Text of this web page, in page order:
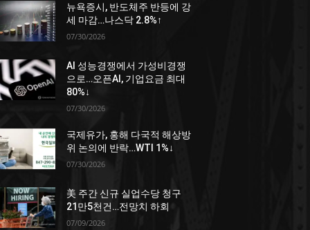
뉴욕증시, 반도체주 반등에 강
세 마감…나스닥 2.8%↑
07/30/2026
AI 성능경쟁에서 가성비경쟁
으로…오픈AI, 기업요금 최대
80%↓
07/30/2026
국제유가, 홍해 다국적 해상방
위 논의에 반락…WTI 1%↓
07/30/2026
美 주간 신규 실업수당 청구
21만5천건…전망치 하회
07/09/2026